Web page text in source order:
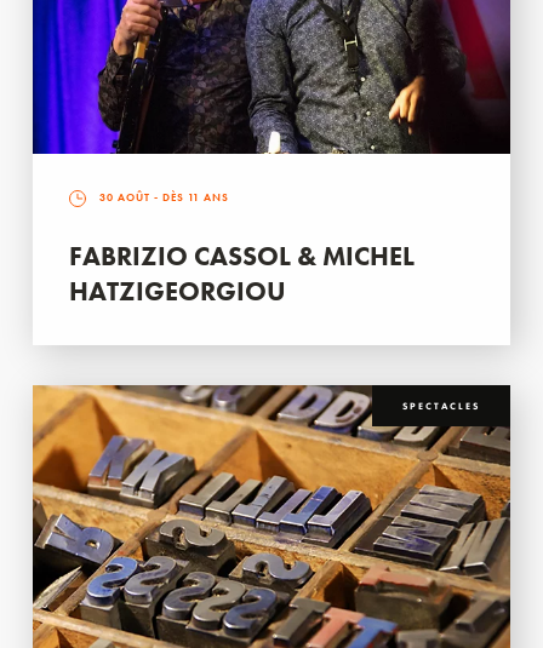
30 AOÛT - DÈS 11 ANS
FABRIZIO CASSOL & MICHEL
HATZIGEORGIOU
SPECTACLES